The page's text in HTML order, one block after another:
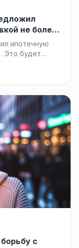
не более
ипотечную
Это будет
с